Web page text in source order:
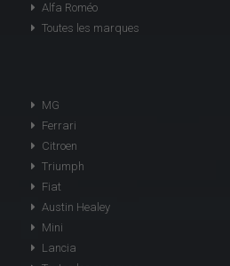
Alfa Roméo
Toutes les marques
MG
Ferrari
Citroen
Triumph
Fiat
Austin Healey
Mini
Lancia